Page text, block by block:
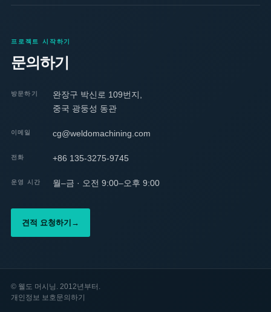
프로젝트 시작하기
문의하기
방문하기
완장구 박신로 109번지,
중국 광둥성 동관
이메일 cg@weldomachining.com
전화 +86 135-3275-9745
운영 시간 월–금 · 오전 9:00–오후 9:00
견적 요청하기 →
© 웰도 머시닝. 2012년부터.
개인정보 보호문의하기